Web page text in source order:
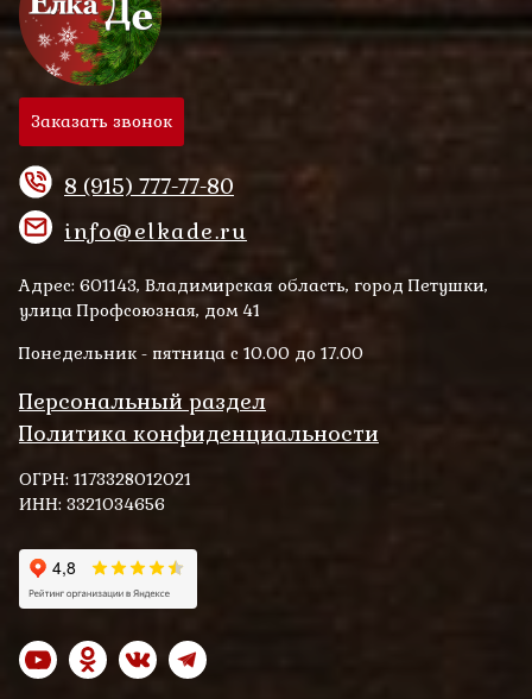
Заказать звонок
8 (915) 777-77-80
info@elkade.ru
Адрес: 601143, Владимирская область, город Петушки,
улица Профсоюзная, дом 41
Понедельник - пятница с 10.00 до 17.00
Персональный раздел
Политика конфиденциальности
ОГРН: 1173328012021
ИНН: 3321034656